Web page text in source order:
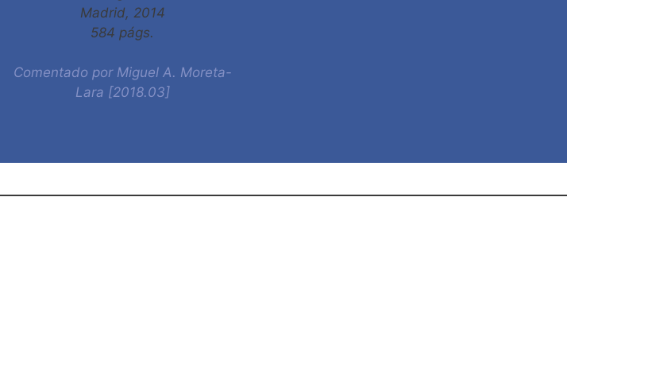
Madrid, 2014
584 págs.
Comentado por Miguel A. Moreta-
Lara [2018.03]